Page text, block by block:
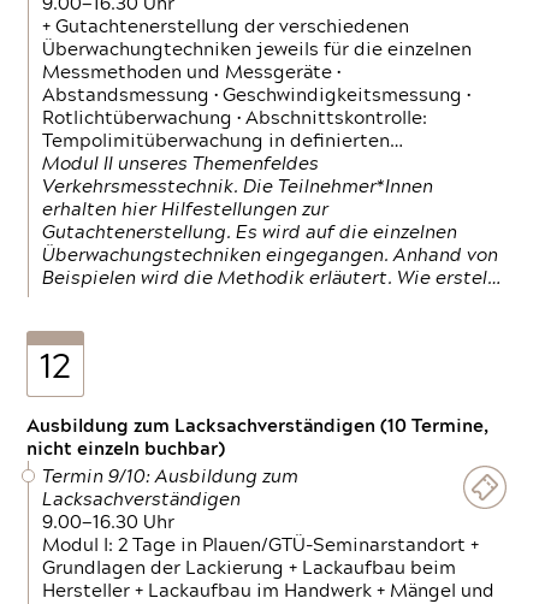
9.00—16.30 Uhr
+ Gutachtenerstellung der verschiedenen
Überwachungtechniken jeweils für die einzelnen
Messmethoden und Messgeräte •
Abstandsmessung • Geschwindigkeitsmessung •
Rotlichtüberwachung • Abschnittskontrolle:
Tempolimitüberwachung in definierten…
Modul II unseres Themenfeldes
Verkehrsmesstechnik. Die Teilnehmer*Innen
erhalten hier Hilfestellungen zur
Gutachtenerstellung. Es wird auf die einzelnen
Überwachungstechniken eingegangen. Anhand von
Beispielen wird die Methodik erläutert. Wie erstel…
12
Ausbildung zum Lacksachverständigen (10 Termine,
nicht einzeln buchbar)
Termin 9/10: Ausbildung zum
Lacksachverständigen
9.00—16.30 Uhr
Modul I: 2 Tage in Plauen/GTÜ-Seminarstandort +
Grundlagen der Lackierung + Lackaufbau beim
Hersteller + Lackaufbau im Handwerk + Mängel und